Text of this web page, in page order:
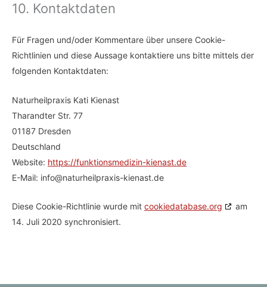
10. Kontaktdaten
Für Fragen und/oder Kommentare über unsere Cookie-
Richtlinien und diese Aussage kontaktiere uns bitte mittels der
folgenden Kontaktdaten:
Naturheilpraxis Kati Kienast
Tharandter Str. 77
01187 Dresden
Deutschland
Website: https://funktionsmedizin-kienast.de
E-Mail: info@naturheilpraxis-kienast.de
Diese Cookie-Richtlinie wurde mit cookiedatabase.org
am
14. Juli 2020 synchronisiert.